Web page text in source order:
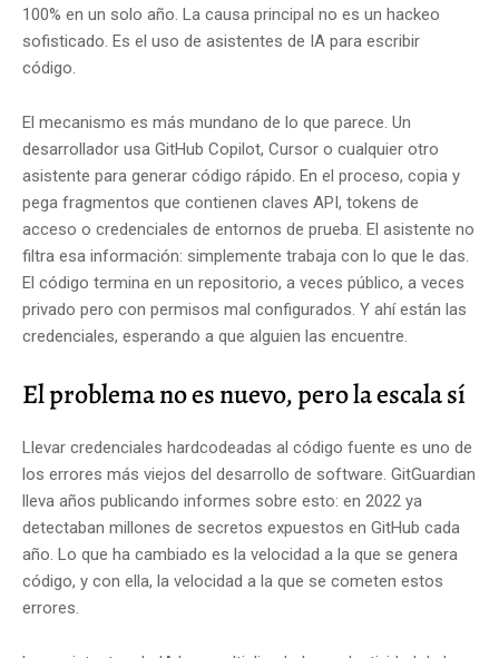
100% en un solo año. La causa principal no es un hackeo
sofisticado. Es el uso de asistentes de IA para escribir
código.
El mecanismo es más mundano de lo que parece. Un
desarrollador usa GitHub Copilot, Cursor o cualquier otro
asistente para generar código rápido. En el proceso, copia y
pega fragmentos que contienen claves API, tokens de
acceso o credenciales de entornos de prueba. El asistente no
filtra esa información: simplemente trabaja con lo que le das.
El código termina en un repositorio, a veces público, a veces
privado pero con permisos mal configurados. Y ahí están las
credenciales, esperando a que alguien las encuentre.
El problema no es nuevo, pero la escala sí
Llevar credenciales hardcodeadas al código fuente es uno de
los errores más viejos del desarrollo de software. GitGuardian
lleva años publicando informes sobre esto: en 2022 ya
detectaban millones de secretos expuestos en GitHub cada
año. Lo que ha cambiado es la velocidad a la que se genera
código, y con ella, la velocidad a la que se cometen estos
errores.